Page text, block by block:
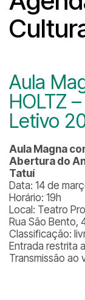
Aula
HOLTZ
Letivo
Aula Magna
Abertura do
Tatuí
Data: 14 de
Horário: 19h
Local: Teatro
Rua São Bento,
Classificação:
Entrada restrita
Transmissão ao